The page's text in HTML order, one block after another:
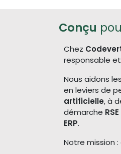
Conçu
Chez
responsable
Nous aidons
en leviers de
artificielle, à
démarche RSE
ERP.
Notre mission